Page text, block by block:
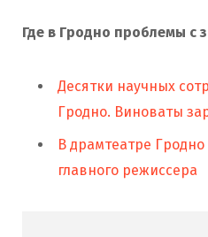
Где в Гродно проблемы с
Десятки научных
Гродно. Виноваты
В драмтеатре
главного режиссера